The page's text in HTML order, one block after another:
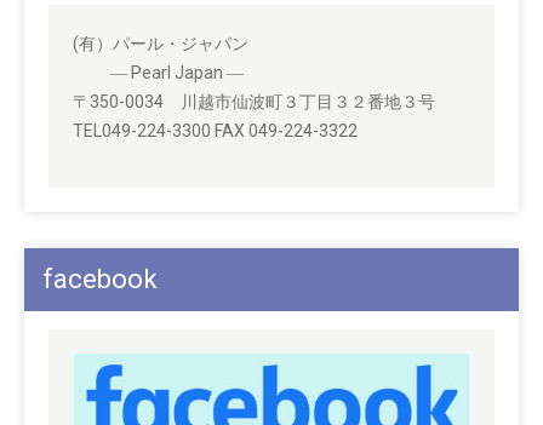
(有）パール・ジャパン
― Pearl Japan ―
〒350-0034 川越市仙波町３丁目３２番地３号
TEL049-224-3300 FAX 049-224-3322
facebook